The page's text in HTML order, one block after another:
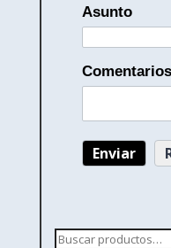
Asunto
Comentarios
Buscar